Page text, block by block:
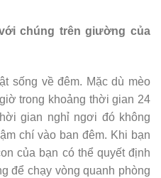
chúng trên giường của
sống về đêm. Mặc dù mèo
trong khoảng thời gian 24
gian nghỉ ngơi đó không
chí vào ban đêm. Khi bạn
của bạn có thể quyết định
để chạy vòng quanh phòng